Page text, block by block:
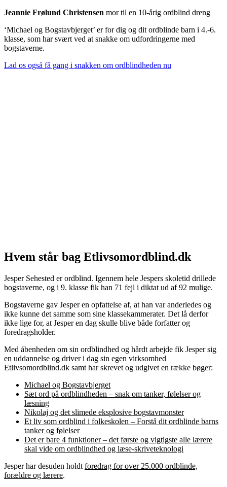
Jeannie Frølund Christensen mor til en 10-årig ordblind dreng
‘Michael og Bogstavbjerget’ er for dig og dit ordblinde barn i 4.-6.
klasse, som har svært ved at snakke om udfordringerne med
bogstaverne.
Lad os også få gang i snakken om ordblindheden nu
Hvem står bag Etlivsomordblind.dk
Jesper Sehested er ordblind. Igennem hele Jespers skoletid drillede
bogstaverne, og i 9. klasse fik han 71 fejl i diktat ud af 92 mulige.
Bogstaverne gav Jesper en opfattelse af, at han var anderledes og
ikke kunne det samme som sine klassekammerater. Det lå derfor
ikke lige for, at Jesper en dag skulle blive både forfatter og
foredragsholder.
Med åbenheden om sin ordblindhed og hårdt arbejde fik Jesper sig
en uddannelse og driver i dag sin egen virksomhed
Etlivsomordblind.dk samt har skrevet og udgivet en række bøger:
Michael og Bogstavbjerget
Sæt ord på ordblindheden – snak om tanker, følelser og
læsning
Nikolaj og det slimede eksplosive bogstavmonster
Et liv som ordblind i folkeskolen – Forstå dit ordblinde barns
tanker og følelser
Det er bare 4 funktioner – det første og vigtigste alle lærere
skal vide om ordblindhed og læse-skriveteknologi
Jesper har desuden holdt foredrag for over 25.000 ordblinde,
forældre og lærere.